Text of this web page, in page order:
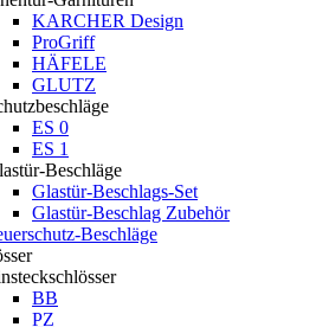
KARCHER Design
ProGriff
HÄFELE
GLUTZ
ES 0
ES 1
Beschläge
Glastür-Beschlags-Set
Glastür-Beschlag Zubehör
Beschläge
BB
PZ